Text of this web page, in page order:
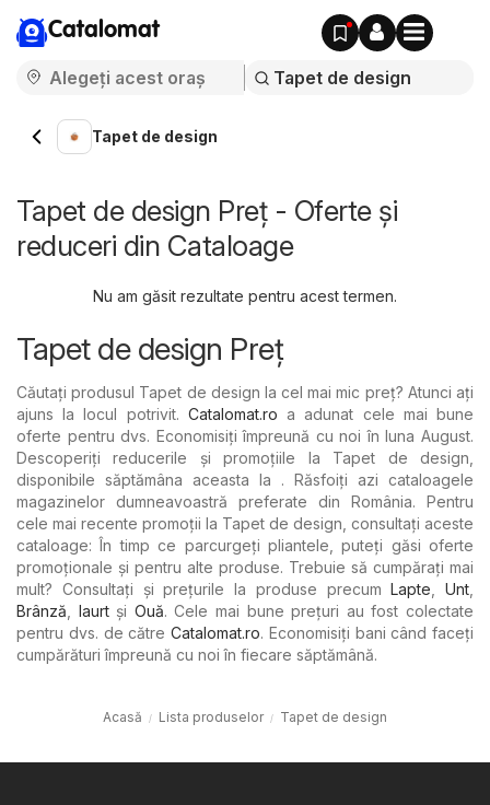
Catalomat
Tapet de design
Tapet de design Preț - Oferte și
reduceri din Cataloage
Nu am găsit rezultate pentru acest termen.
Tapet de design Preț
Căutați produsul Tapet de design la cel mai mic preț? Atunci ați
ajuns la locul potrivit. Catalomat.ro a adunat cele mai bune
oferte pentru dvs. Economisiți împreună cu noi în luna August.
Descoperiți reducerile și promoțiile la Tapet de design,
disponibile săptămâna aceasta la . Răsfoiți azi cataloagele
magazinelor dumneavoastră preferate din România. Pentru
cele mai recente promoții la Tapet de design, consultați aceste
cataloage: În timp ce parcurgeți pliantele, puteți găsi oferte
promoționale și pentru alte produse. Trebuie să cumpărați mai
mult? Consultați și prețurile la produse precumLapte Unt
Brânză
Iaurtşi Ouă. Cele mai bune prețuri au fost colectate
pentru dvs. de către Catalomat.ro. Economisiți bani când faceți
cumpărături împreună cu noi în fiecare săptămână.
Acasă Lista produselor Tapet de design